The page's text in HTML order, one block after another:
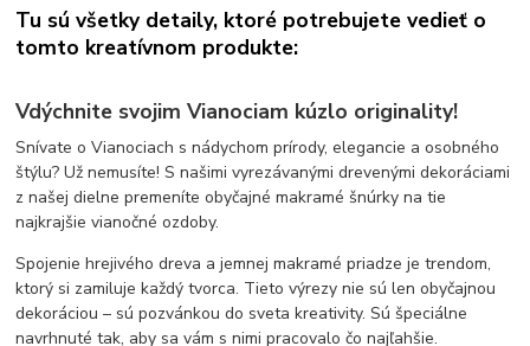
Tu sú všetky detaily, ktoré potrebujete vedieť o
tomto kreatívnom produkte:
Vdýchnite svojim Vianociam kúzlo originality!
Snívate o Vianociach s nádychom prírody, elegancie a osobného
štýlu? Už nemusíte! S našimi vyrezávanými drevenými dekoráciami
z našej dielne premeníte obyčajné makramé šnúrky na tie
najkrajšie vianočné ozdoby.
Spojenie hrejivého dreva a jemnej makramé priadze je trendom,
ktorý si zamiluje každý tvorca. Tieto výrezy nie sú len obyčajnou
dekoráciou – sú pozvánkou do sveta kreativity. Sú špeciálne
navrhnuté tak, aby sa vám s nimi pracovalo čo najľahšie.